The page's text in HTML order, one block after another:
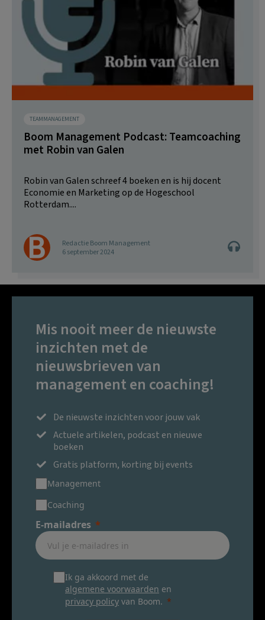
TEAMMANAGEMENT
Boom Management Podcast: Teamcoaching
met Robin van Galen
Robin van Galen schreef 4 boeken en is hij docent
Economie en Marketing op de Hogeschool
Rotterdam....
Redactie Boom Management
6 september 2024
Mis nooit meer de nieuwste
inzichten met de
nieuwsbrieven van
management en coaching!
De nieuwste inzichten voor jouw vak
Actuele artikelen, podcast en nieuwe
boeken
Gratis platform, korting bij events
Management
Coaching
E-mailadres
Ik ga akkoord met de
algemene voorwaarden en
privacy policy van Boom.